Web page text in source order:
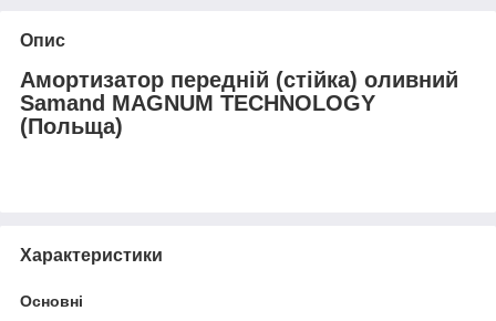
Опис
Амортизатор передній (стійка) оливний
Samand MAGNUM TECHNOLOGY
(Польща)
Характеристики
Основні